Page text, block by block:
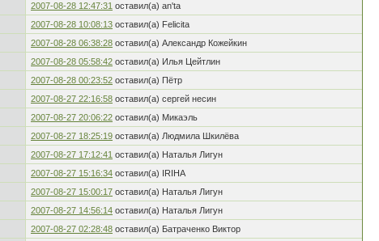
2007-08-28 12:47:31 оставил(а) an'ta
2007-08-28 10:08:13 оставил(а) Felicita
2007-08-28 06:38:28 оставил(а) Александр Кожейкин
2007-08-28 05:58:42 оставил(а) Илья Цейтлин
2007-08-28 00:23:52 оставил(а) Пётр
2007-08-27 22:16:58 оставил(а) сергей несин
2007-08-27 20:06:22 оставил(а) Микаэль
2007-08-27 18:25:19 оставил(а) Людмила Шкилёва
2007-08-27 17:12:41 оставил(а) Наталья Лигун
2007-08-27 15:16:34 оставил(а) IRIHA
2007-08-27 15:00:17 оставил(а) Наталья Лигун
2007-08-27 14:56:14 оставил(а) Наталья Лигун
2007-08-27 02:28:48 оставил(а) Батраченко Виктор